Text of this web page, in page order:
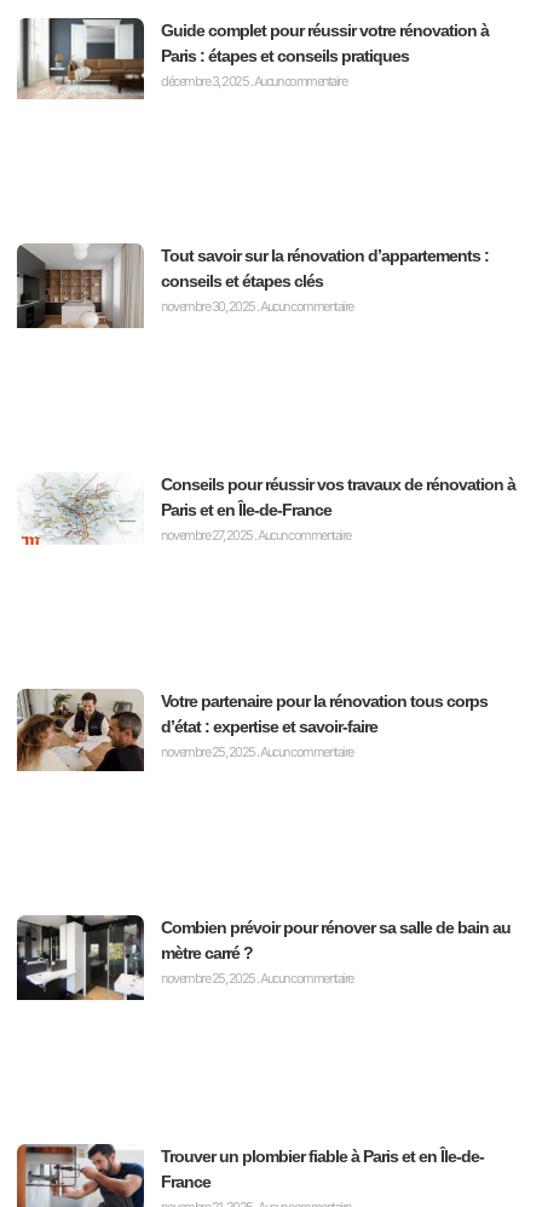
Guide complet pour réussir votre rénovation à
Paris : étapes et conseils pratiques
décembre 3, 2025Aucun commentaire
Tout savoir sur la rénovation d’appartements :
conseils et étapes clés
novembre 30, 2025Aucun commentaire
Conseils pour réussir vos travaux de rénovation à
Paris et en Île-de-France
novembre 27, 2025Aucun commentaire
Votre partenaire pour la rénovation tous corps
d’état : expertise et savoir-faire
novembre 25, 2025Aucun commentaire
Combien prévoir pour rénover sa salle de bain au
mètre carré ?
novembre 25, 2025Aucun commentaire
Trouver un plombier fiable à Paris et en Île-de-
France